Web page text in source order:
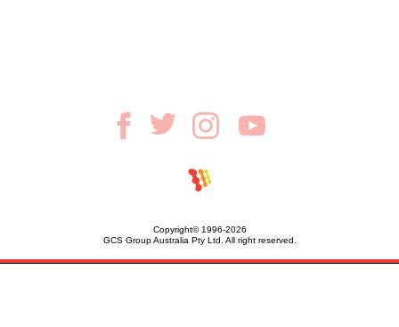
Copyright© 1996-2026
GCS Group Australia Pty Ltd. All right reserved.